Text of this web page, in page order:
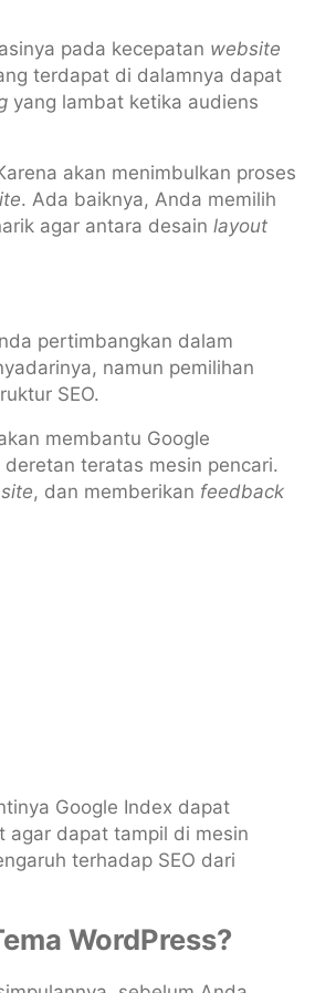
pada kecepatan website
terdapat di dalamnya dapat
yang lambat ketika audiens
akan menimbulkan proses
. Ada baiknya, Anda memilih
agar antara desain layout
pertimbangkan dalam
namun pemilihan
SEO.
membantu Google
teratas mesin pencari.
, dan memberikan feedback
Google Index dapat
agar dapat tampil di mesin
terhadap SEO dari
WordPress?